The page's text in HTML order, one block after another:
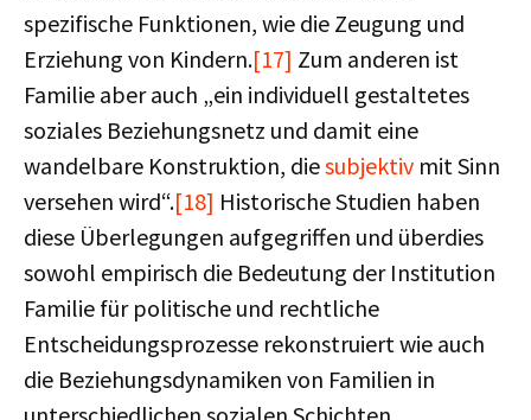
spezifische Funktionen, wie die Zeugung und
Erziehung von Kindern.[17] Zum anderen ist
Familie aber auch „ein individuell gestaltetes
soziales Beziehungsnetz und damit eine
wandelbare Konstruktion, diesubjektiv mit Sinn
versehen wird“.[18] Historische Studien haben
diese Überlegungen aufgegriffen und überdies
sowohl empirisch die Bedeutung der Institution
Familie für politische und rechtliche
Entscheidungsprozesse rekonstruiert wie auch
die Beziehungsdynamiken von Familien in